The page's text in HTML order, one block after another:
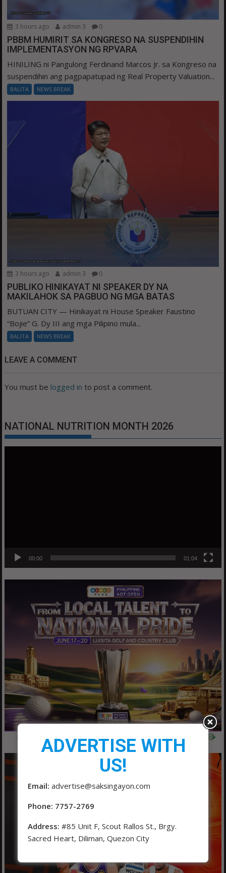
3 hours ago admin 3 0
PBBM HUMIRIT SA KONGRESO NA SUSPENDIHIN
IMPLEMENTASYON NG RPVARA
HINILING ni Pangulong Ferdinand Marcos Jr. sa Kongreso na
suspendihin ang pagpapatupad ng Real Property Valuation...
BALITA NEWS BREAK
3 hours ago admin 3 0
PUBLIKO HINIKAYAT NI SPEAKER DY NA
MAKILAHOK SA PAGBUO NG MGA BATAS
BUTUAN CITY — Hinikayat ni House Speaker Faustino
“Bojie” G. Dy III ang mga Pilipino mula...
BALITA NEWS BREAK
LEAVE A COMMENT
You must be logged in to post a comment.
NATIONAL NUTRITION MONTH 2026
00:00 01:04
ADVERTISE WITH
US!
Email: advertise@saksingayon.com
Phone: 7757-2769
Address: #85 Unit F, Scout Rallos St., Brgy.
Sacred Heart, Diliman, Quezon City